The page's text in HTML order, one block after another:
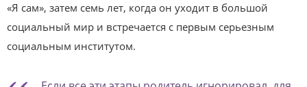
«Я сам», затем семь лет, когда он уходит в большой
социальный мир и встречается с первым серьезным
социальным институтом.